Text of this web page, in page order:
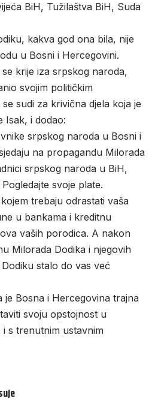
BiH, Tužilaštva BiH, Suda
kakva god ona bila, nije
u Bosni i Hercegovini.
krije iza srpskog naroda,
svojim političkim
sudi za krivična djela koja je
Isak, i dodao:
srpskog naroda u Bosni i
na propagandu Milorada
srpskog naroda u BiH,
svoje plate.
trebaju odrastati vaša
u bankama i kreditnu
vaših porodica. A nakon
Milorada Dodika i njegovih
stalo do vas već
je Bosna i Hercegovina trajna
svoju opstojnost u
i s trenutnim ustavnim